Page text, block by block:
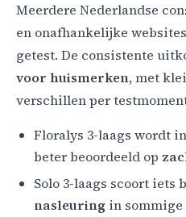
Meerdere Nederlandse
en onafhankelijke
getest. De consistente
voor huismerken, met
verschillen per
Floralys 3-laags wordt
beter beoordeeld op
Solo 3-laags scoort iets
nasleuring in sommige